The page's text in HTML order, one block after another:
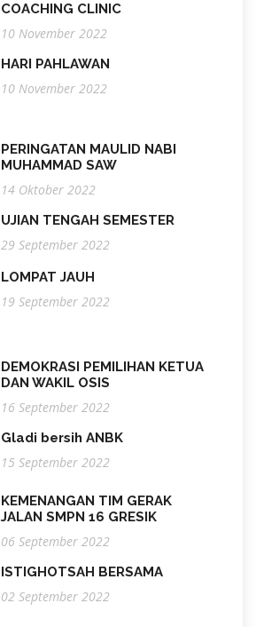
COACHING CLINIC
10 November 2022
HARI PAHLAWAN
10 November 2022
PERINGATAN MAULID NABI
MUHAMMAD SAW
14 Oktober 2022
UJIAN TENGAH SEMESTER
29 September 2022
LOMPAT JAUH
19 September 2022
DEMOKRASI PEMILIHAN KETUA
DAN WAKIL OSIS
16 September 2022
Gladi bersih ANBK
15 September 2022
KEMENANGAN TIM GERAK
JALAN SMPN 16 GRESIK
06 September 2022
ISTIGHOTSAH BERSAMA
02 September 2022